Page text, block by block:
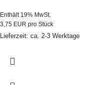
Enthält 19% MwSt.
3,75 EUR pro Stück
Lieferzeit: ca. 2-3 Werktage